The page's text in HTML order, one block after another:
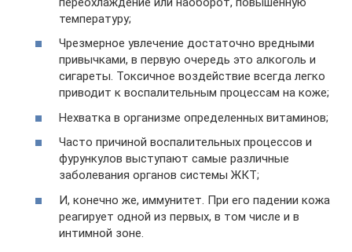
температуру;
Чрезмерное увлечение достаточно вредными
привычками, в первую очередь это алкоголь и
сигареты. Токсичное воздействие всегда легко
приводит к воспалительным процессам на коже;
Нехватка в организме определенных витаминов;
Часто причиной воспалительных процессов и
фурункулов выступают самые различные
заболевания органов системы ЖКТ;
И, конечно же, иммунитет. При его падении кожа
реагирует одной из первых, в том числе и в
интимной зоне.